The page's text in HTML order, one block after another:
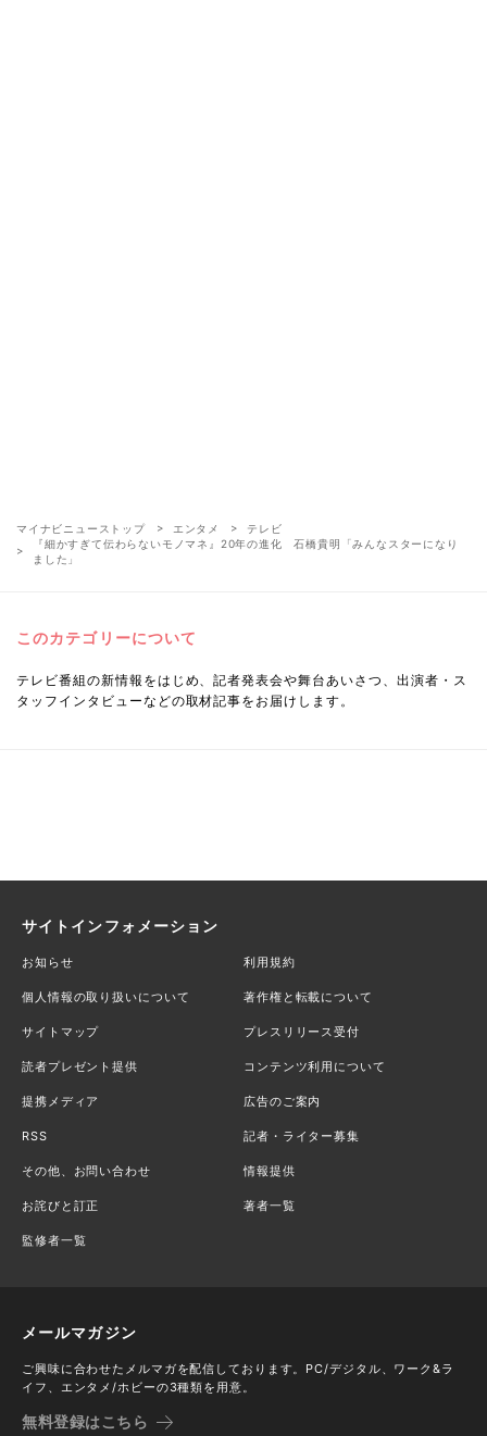
マイナビニューストップ エンタメ
テレビ
『細かすぎて伝わらないモノマネ』20年の進化 石橋貴明「みんなスターになり
ました」
このカテゴリーについて
テレビ番組の新情報をはじめ、記者発表会や舞台あいさつ、出演者・ス
タッフインタビューなどの取材記事をお届けします。
サイトインフォメーション
お知らせ 利用規約
個人情報の取り扱いについて 著作権と転載について
サイトマップ プレスリリース受付
読者プレゼント提供 コンテンツ利用について
提携メディア 広告のご案内
RSS 記者・ライター募集
その他、お問い合わせ 情報提供
お詫びと訂正 著者一覧
監修者一覧
メールマガジン
ご興味に合わせたメルマガを配信しております。PC/デジタル、ワーク&ラ
イフ、エンタメ/ホビーの3種類を用意。
無料登録はこちら